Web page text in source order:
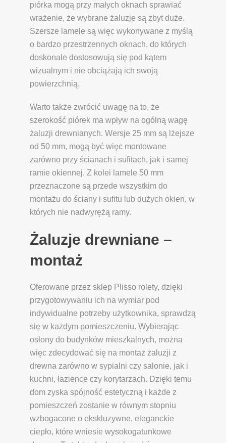
piórka mogą przy małych oknach sprawiać
wrażenie, że wybrane żaluzje są zbyt duże.
Szersze lamele są więc wykonywane z myślą
o bardzo przestrzennych oknach, do których
doskonale dostosowują się pod kątem
wizualnym i nie obciążają ich swoją
powierzchnią.
Warto także zwrócić uwagę na to, że
szerokość piórek ma wpływ na ogólną wagę
żaluzji drewnianych. Wersje 25 mm są lżejsze
od 50 mm, mogą być więc montowane
zarówno przy ścianach i sufitach, jak i samej
ramie okiennej. Z kolei lamele 50 mm
przeznaczone są przede wszystkim do
montażu do ściany i sufitu lub dużych okien, w
których nie nadwyrężą ramy.
Żaluzje drewniane –
montaż
Oferowane przez sklep Plisso rolety, dzięki
przygotowywaniu ich na wymiar pod
indywidualne potrzeby użytkownika, sprawdzą
się w każdym pomieszczeniu. Wybierając
osłony do budynków mieszkalnych, można
więc zdecydować się na montaż żaluzji z
drewna zarówno w sypialni czy salonie, jak i
kuchni, łazience czy korytarzach. Dzięki temu
dom zyska spójność estetyczną i każde z
pomieszczeń zostanie w równym stopniu
wzbogacone o ekskluzywne, eleganckie
ciepło, które wniesie wysokogatunkowe